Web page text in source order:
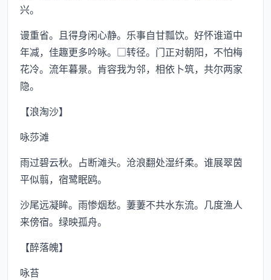
兴。
谩重省。且得身闲心静。乐事自甘瓢饮。好怀谁道中
年减，佳趣更多吟咏。□转径。门正对朝阳，不怕梅
花冷。流年暮景。肯容我为邻，相依卜筑，共尔两家
隐。
【浪淘沙】
咏莎滩
雨过碧云秋。占断滩头。沧浪翻处湿纤柔。谁展翠茵
平似翦，宿鹭眠鸥。
沙尾远凝眸。雨惨烟愁。萋萋不共水东流。几度渔人
来傍宿。绿映孤舟。
【醉落魄】
咏苔